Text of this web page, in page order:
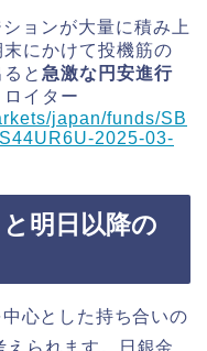
ョンが大量に積み上
にかけて投機筋の
と 急激な円安進行
イター
japan/funds/SB
2025-03-
明日以降の
心とした持ち合いの
えられます。日銀金